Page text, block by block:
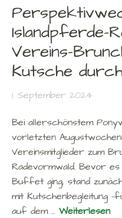
Islandpferde-
Vereins-
Kutsche
1. September 2024
Bei allerschönstem
vorletzten
Vereinsmitglieder zum
Radevormwald. Bevor
Buffet ging, stand
mit Kutschenbegleitung
auf dem … Weiterlesen